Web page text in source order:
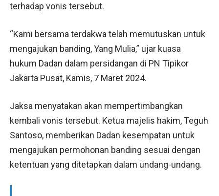
terhadap vonis tersebut.
“Kami bersama terdakwa telah memutuskan untuk
mengajukan banding, Yang Mulia,” ujar kuasa
hukum Dadan dalam persidangan di PN Tipikor
Jakarta Pusat, Kamis, 7 Maret 2024.
Jaksa menyatakan akan mempertimbangkan
kembali vonis tersebut. Ketua majelis hakim, Teguh
Santoso, memberikan Dadan kesempatan untuk
mengajukan permohonan banding sesuai dengan
ketentuan yang ditetapkan dalam undang-undang.